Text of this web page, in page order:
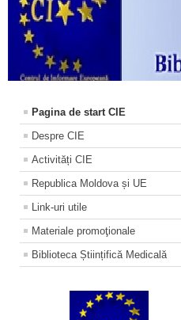
Pagina de start CIE
Despre CIE
Activități CIE
Republica Moldova și UE
Link-uri utile
Materiale promoţionale
Biblioteca Științifică Medicală